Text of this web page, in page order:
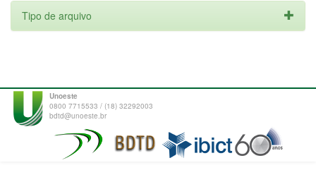
Tipo de arquivo
Unoeste
0800 7715533 / (18) 32292003
bdtd@unoeste.br